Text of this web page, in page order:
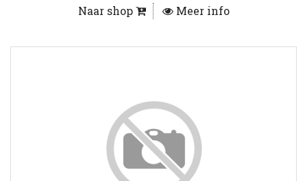
Naar shop Meer info